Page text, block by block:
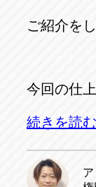
ご紹介を
今回の仕
続きを読む